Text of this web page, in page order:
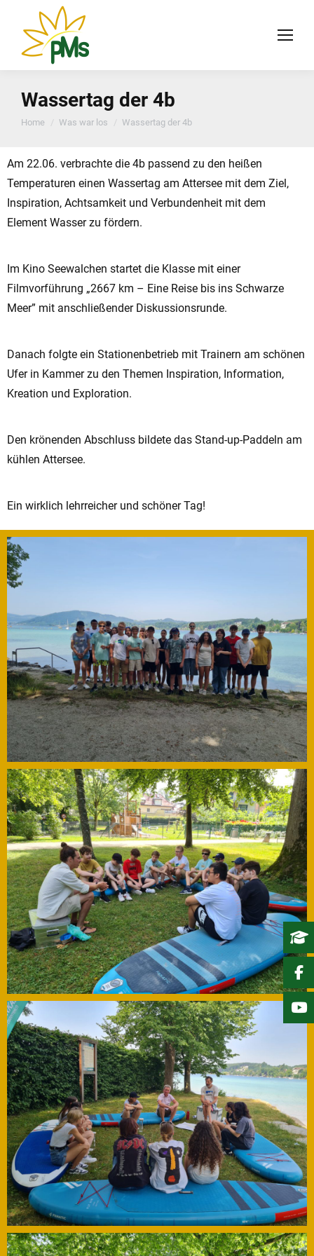
Wassertag der 4b
You are here:
Home Was war los Wassertag der 4b
Am 22.06. verbrachte die 4b passend zu den heißen
Temperaturen einen Wassertag am Attersee mit dem Ziel,
Inspiration, Achtsamkeit und Verbundenheit mit dem
Element Wasser zu fördern.
Im Kino Seewalchen startet die Klasse mit einer
Filmvorführung „2667 km – Eine Reise bis ins Schwarze
Meer” mit anschließender Diskussionsrunde.
Danach folgte ein Stationenbetrieb mit Trainern am schönen
Ufer in Kammer zu den Themen Inspiration, Information,
Kreation und Exploration.
Den krönenden Abschluss bildete das Stand-up-Paddeln am
kühlen Attersee.
Ein wirklich lehrreicher und schöner Tag!